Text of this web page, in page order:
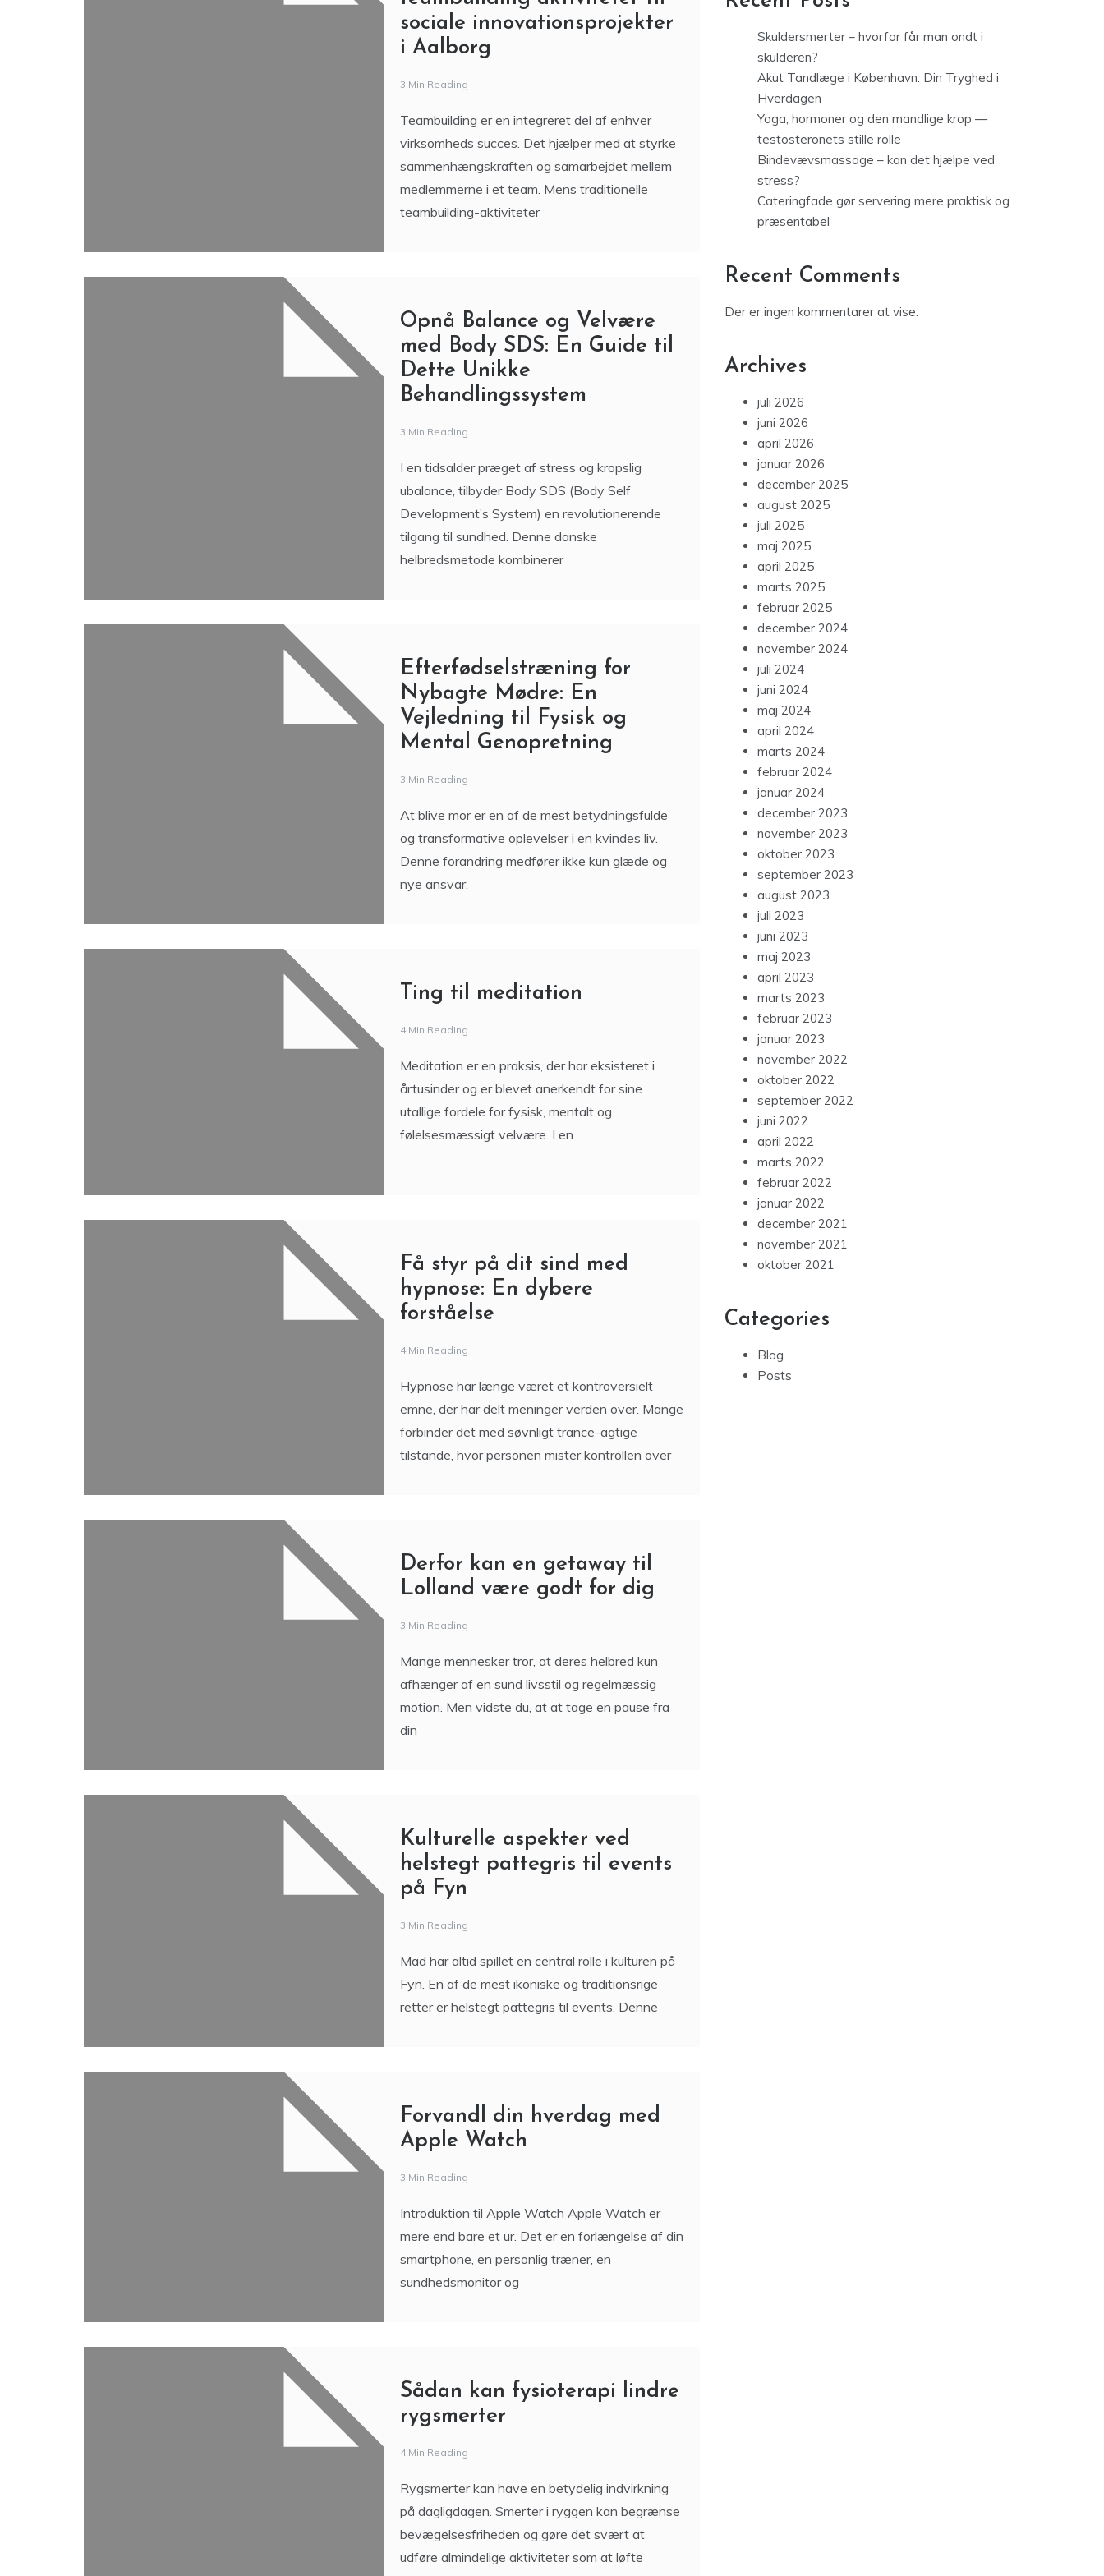
sociale innovationsprojekter
i Aalborg
3 Min Reading
Teambuilding er en integreret del af enhver
virksomheds succes. Det hjælper med at styrke
sammenhængskraften og samarbejdet mellem
medlemmerne i et team. Mens traditionelle
teambuilding-aktiviteter
Opnå Balance og Velvære
med Body SDS: En Guide til
Dette Unikke
Behandlingssystem
3 Min Reading
I en tidsalder præget af stress og kropslig
ubalance, tilbyder Body SDS (Body Self
Development’s System) en revolutionerende
tilgang til sundhed. Denne danske
helbredsmetode kombinerer
Efterfødselstræning for
Nybagte Mødre: En
Vejledning til Fysisk og
Mental Genopretning
3 Min Reading
At blive mor er en af de mest betydningsfulde
og transformative oplevelser i en kvindes liv.
Denne forandring medfører ikke kun glæde og
nye ansvar,
Ting til meditation
4 Min Reading
Meditation er en praksis, der har eksisteret i
årtusinder og er blevet anerkendt for sine
utallige fordele for fysisk, mentalt og
følelsesmæssigt velvære. I en
Få styr på dit sind med
hypnose: En dybere
forståelse
4 Min Reading
Hypnose har længe været et kontroversielt
emne, der har delt meninger verden over. Mange
forbinder det med søvnligt trance-agtige
tilstande, hvor personen mister kontrollen over
Derfor kan en getaway til
Lolland være godt for dig
3 Min Reading
Mange mennesker tror, at deres helbred kun
afhænger af en sund livsstil og regelmæssig
motion. Men vidste du, at at tage en pause fra
din
Kulturelle aspekter ved
helstegt pattegris til events
på Fyn
3 Min Reading
Mad har altid spillet en central rolle i kulturen på
Fyn. En af de mest ikoniske og traditionsrige
retter er helstegt pattegris til events. Denne
Forvandl din hverdag med
Apple Watch
3 Min Reading
Introduktion til Apple Watch Apple Watch er
mere end bare et ur. Det er en forlængelse af din
smartphone, en personlig træner, en
sundhedsmonitor og
Sådan kan fysioterapi lindre
rygsmerter
4 Min Reading
Rygsmerter kan have en betydelig indvirkning
på dagligdagen. Smerter i ryggen kan begrænse
bevægelsesfriheden og gøre det svært at
udføre almindelige aktiviteter som at løfte
Skuldersmerter – hvorfor får man ondt i
skulderen?
Akut Tandlæge i København: Din Tryghed i
Hverdagen
Yoga, hormoner og den mandlige krop —
testosteronets stille rolle
Bindevævsmassage – kan det hjælpe ved
stress?
Cateringfade gør servering mere praktisk og
præsentabel
Recent Comments
Der er ingen kommentarer at vise.
Archives
juli 2026
juni 2026
april 2026
januar 2026
december 2025
august 2025
juli 2025
maj 2025
april 2025
marts 2025
februar 2025
december 2024
november 2024
juli 2024
juni 2024
maj 2024
april 2024
marts 2024
februar 2024
januar 2024
december 2023
november 2023
oktober 2023
september 2023
august 2023
juli 2023
juni 2023
maj 2023
april 2023
marts 2023
februar 2023
januar 2023
november 2022
oktober 2022
september 2022
juni 2022
april 2022
marts 2022
februar 2022
januar 2022
december 2021
november 2021
oktober 2021
Categories
Blog
Posts